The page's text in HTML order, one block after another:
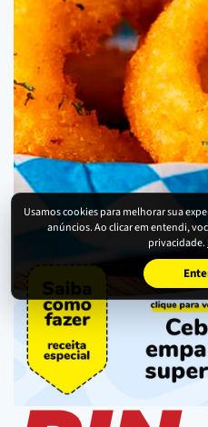
Usamos cookies para melhorar sua
anúncios. Ao clicar em entendi,
privacidade.